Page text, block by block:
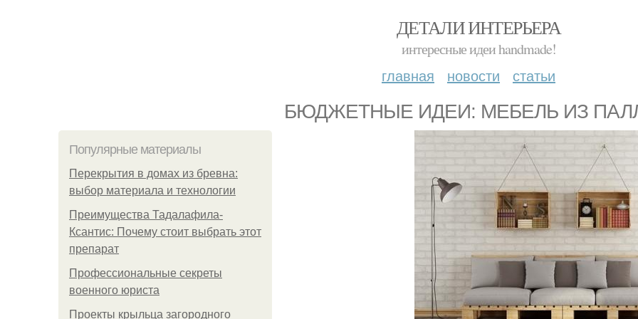
ДЕТАЛИ ИНТЕРЬЕРА
интересные идеи handmade!
главная новости статьи
БЮДЖЕТНЫЕ ИДЕИ: МЕБЕЛЬ ИЗ
Популярные материалы
Перекрытия в домах из бревна:
выбор материала и технологии
Преимущества Тадалафила-
Ксантис: Почему стоит выбрать этот
препарат
Профессиональные секреты
военного юриста
Проекты крыльца загородного